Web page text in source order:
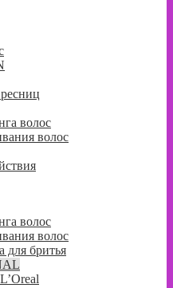
волос
волос
волос
волос
для бритья